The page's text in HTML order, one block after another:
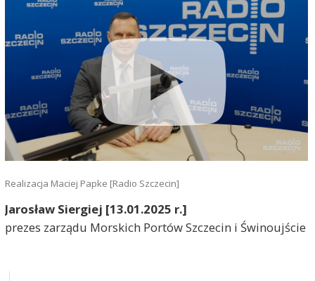
Realizacja Maciej Papke [Radio Szczecin]
Jarosław Siergiej [13.01.2025 r.]
prezes zarządu Morskich Portów Szczecin i Świnoujście